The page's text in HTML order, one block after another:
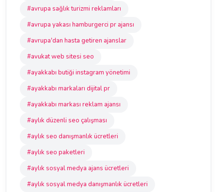
#avrupa sağlık turizmi reklamları
#avrupa yakası hamburgerci pr ajansı
#avrupa'dan hasta getiren ajanslar
#avukat web sitesi seo
#ayakkabı butiği instagram yönetimi
#ayakkabı markaları dijital pr
#ayakkabı markası reklam ajansı
#aylık düzenli seo çalışması
#aylık seo danışmanlık ücretleri
#aylık seo paketleri
#aylık sosyal medya ajans ücretleri
#aylık sosyal medya danışmanlık ücretleri